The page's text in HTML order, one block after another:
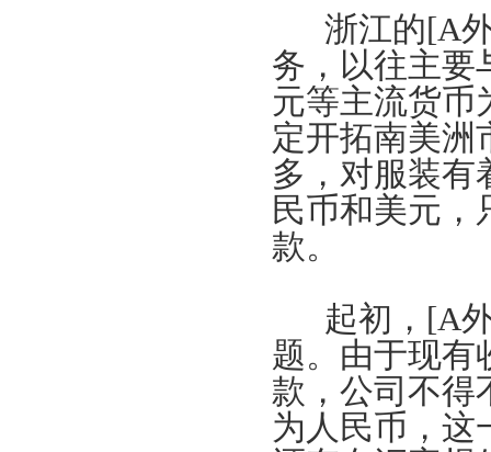
浙江的[A外
务，以往主要
元等主流货币
定开拓南美洲
多，对服装有
民币和美元，
款。
起初，[A外
题。由于现有
款，公司不得
为人民币，这